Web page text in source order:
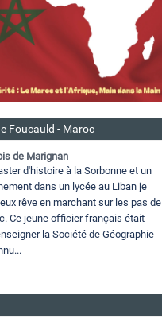
Foucauld - Maroc
de Marignan
d'histoire à la Sorbonne et un
dans un lycée au Liban je
rêve en marchant sur les pas de
Ce jeune officier français était
la Société de Géographie